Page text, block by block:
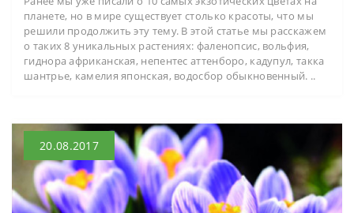
планете, но в мире существует столько красоты, что мы
решили продолжить эту тему. В этой статье мы расскажем
о таких 8 уникальных растениях: фаленопсис, вольфия,
гиднора африканская, непентес аттенборо, кадупул, такка
шантрье, камелия японская, водосбор обыкновенный. ..
20.08.2017